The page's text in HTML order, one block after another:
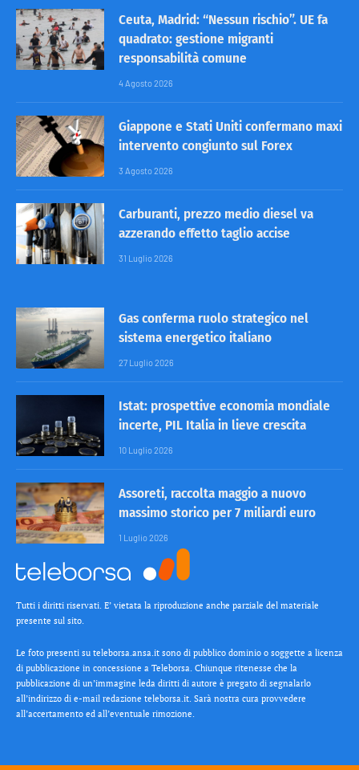
Ceuta, Madrid: “Nessun rischio”. UE fa
quadrato: gestione migranti
responsabilità comune
4 Agosto 2026
Giappone e Stati Uniti confermano maxi
intervento congiunto sul Forex
3 Agosto 2026
Carburanti, prezzo medio diesel va
azzerando effetto taglio accise
31 Luglio 2026
Gas conferma ruolo strategico nel
sistema energetico italiano
27 Luglio 2026
Istat: prospettive economia mondiale
incerte, PIL Italia in lieve crescita
10 Luglio 2026
Assoreti, raccolta maggio a nuovo
massimo storico per 7 miliardi euro
1 Luglio 2026
Tutti i diritti riservati. E’ vietata la riproduzione anche parziale del materiale
presente sul sito.
Le foto presenti su teleborsa.ansa.it sono di pubblico dominio o soggette a licenza
di pubblicazione in concessione a Teleborsa. Chiunque ritenesse che la
pubblicazione di un’immagine leda diritti di autore è pregato di segnalarlo
all’indirizzo di e-mail redazione teleborsa.it. Sarà nostra cura provvedere
all’accertamento ed all’eventuale rimozione.